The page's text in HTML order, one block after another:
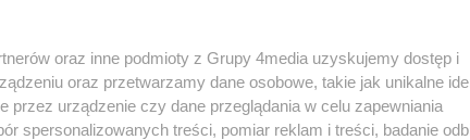
oraz inne podmioty z Grupy 4media uzyskujemy dostęp i
oraz przetwarzamy dane osobowe, takie jak unikalne
przez urządzenie czy dane przeglądania w celu zapewniania
spersonalizowanych treści, pomiar reklam i treści, badanie